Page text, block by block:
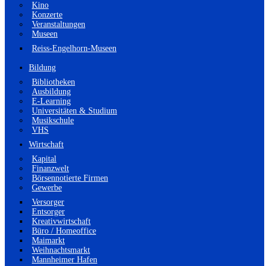
Kino
Konzerte
Veranstaltungen
Museen
Reiss-Engelhorn-Museen
Bildung
Bibliotheken
Ausbildung
E-Learning
Universitäten & Studium
Musikschule
VHS
Wirtschaft
Kapital
Finanzwelt
Börsennotierte Firmen
Gewerbe
Versorger
Entsorger
Kreativwirtschaft
Büro / Homeoffice
Maimarkt
Weihnachtsmarkt
Mannheimer Hafen